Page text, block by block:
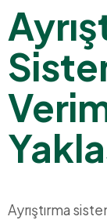
Ayrıştırma